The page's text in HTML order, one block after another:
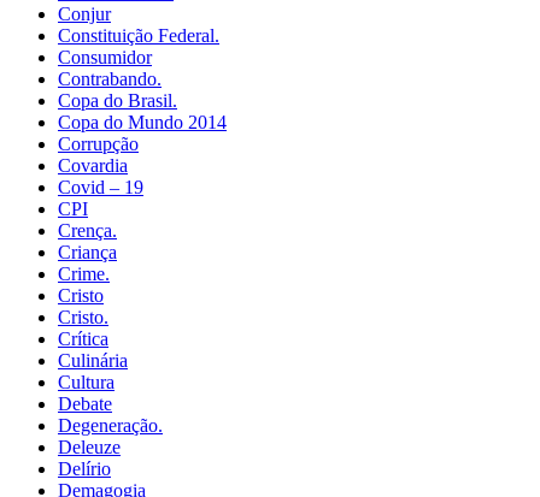
Conjur
Constituição Federal.
Consumidor
Contrabando.
Copa do Brasil.
Copa do Mundo 2014
Corrupção
Covardia
Covid – 19
CPI
Crença.
Criança
Crime.
Cristo
Cristo.
Crítica
Culinária
Cultura
Debate
Degeneração.
Deleuze
Delírio
Demagogia